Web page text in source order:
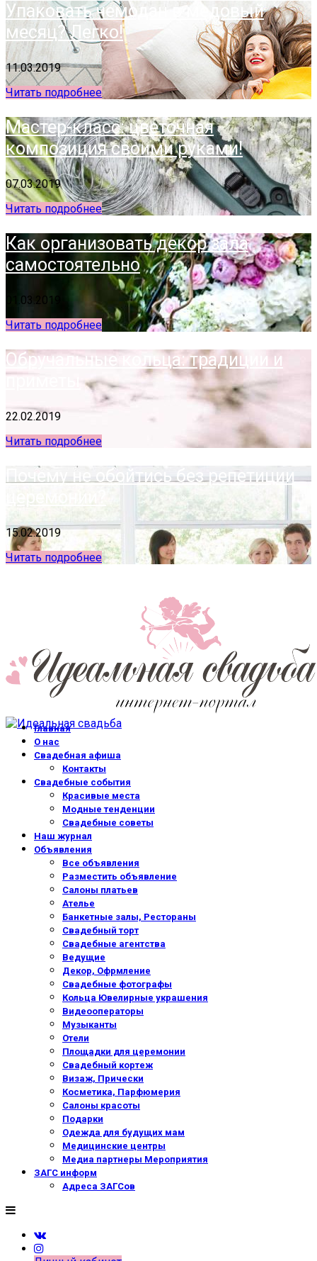
Упаковать чемодан в медовый
месяц? Легко!
11.03.2019
Читать подробнее
Мастер-класс: цветочная
композиция своими руками!
07.03.2019
Читать подробнее
Как организовать декор зала
самостоятельно
01.03.2019
Читать подробнее
Обручальные кольца: традиции и
приметы
22.02.2019
Читать подробнее
Почему не обойтись без репетиции
церемонии?
15.02.2019
Читать подробнее
Главная
О нас
Свадебная афиша
Контакты
Свадебные события
Красивые места
Модные тенденции
Свадебные советы
Наш журнал
Объявления
Все объявления
Разместить объявление
Салоны платьев
Ателье
Банкетные залы, Рестораны
Свадебный торт
Свадебные агентства
Ведущие
Декор, Офрмление
Свадебные фотографы
Кольца Ювелирные украшения
Видеооператоры
Музыканты
Отели
Площадки для церемонии
Свадебный кортеж
Визаж, Прически
Косметика, Парфюмерия
Салоны красоты
Подарки
Одежда для будущих мам
Медицинские центры
Медиа партнеры Мероприятия
ЗАГС информ
Адреса ЗАГСов